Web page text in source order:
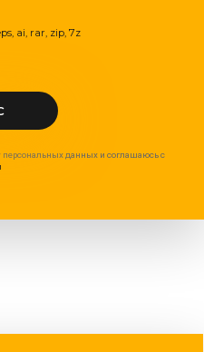
ai, rar, zip, 7z
персональных данных и соглашаюсь с